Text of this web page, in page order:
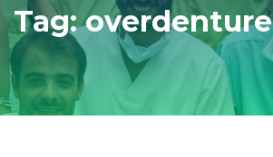
Tag: overdenture